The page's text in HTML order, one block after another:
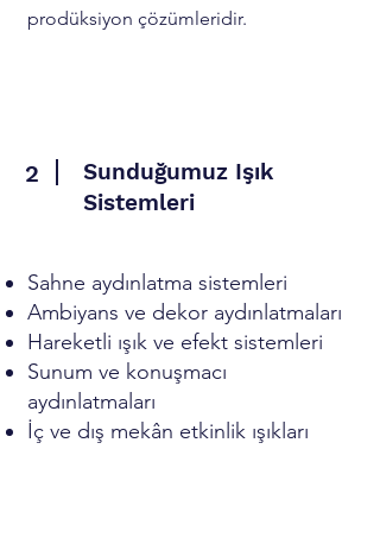
prodüksiyon çözümleridir.
2
Sunduğumuz Işık
Sistemleri
Sahne aydınlatma sistemleri
Ambiyans ve dekor aydınlatmaları
Hareketli ışık ve efekt sistemleri
Sunum ve konuşmacı
aydınlatmaları
İç ve dış mekân etkinlik ışıkları